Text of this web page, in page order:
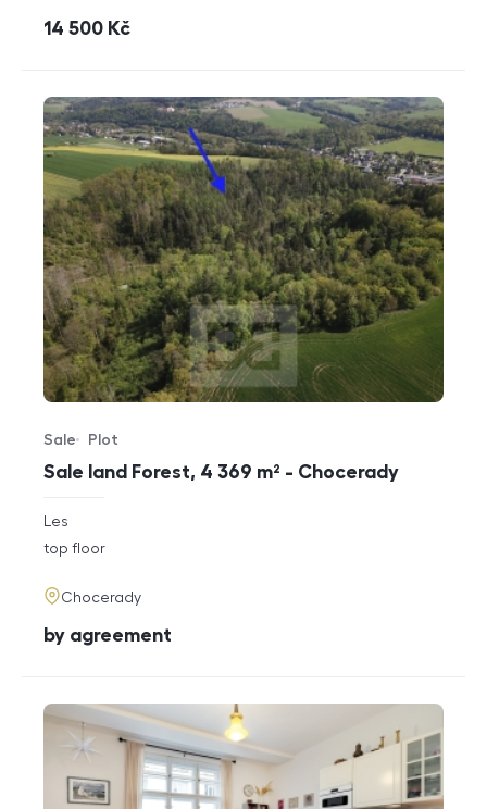
cena
14 500 Kč
Sale land Forest, 4 369 m² - Chocerady
Offer type
Sale
Property type
Plot
rozměry
disposition
Les
funkce
top floor
adresa
Chocerady
cena
by agreement